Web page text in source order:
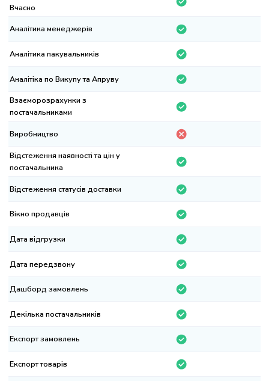
менеджерів
пакувальників
по Викупу та Апруву
з
наявності та цін у
статусів доставки
продавців
відгрузки
передзвону
замовлень
постачальників
замовлень
товарів